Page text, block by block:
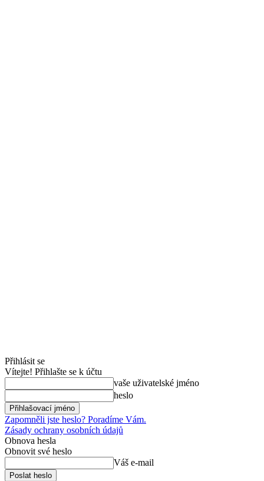
Přihlásit se
Vítejte! Přihlašte se k účtu
vaše uživatelské jméno
heslo
Zapomněli jste heslo? Poradíme Vám.
Zásady ochrany osobních údajů
Obnova hesla
Obnovit své heslo
Váš e-mail